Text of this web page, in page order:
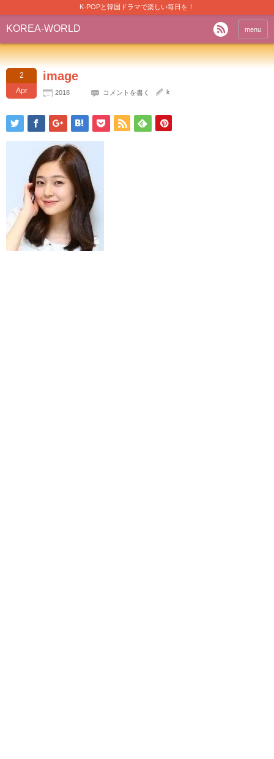
K-POPと韓国ドラマで楽しい毎日を！
KOREA-WORLD menu
2
Apr
image
2018 コメントを書く k